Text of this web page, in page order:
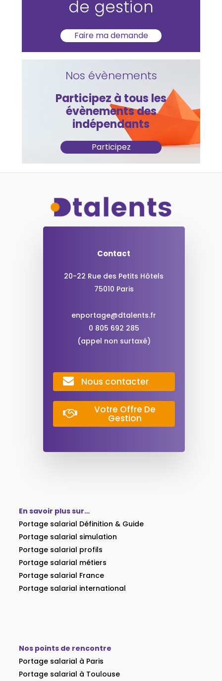
de gestion
Faire ma demande
Nos évènements
Participez à tous les
évènements des
indépendants
Participez
Contact
20-22 Rue des Petits Hôtels
75010 Paris
enportage@dtalents.fr
0 805 692 285
(appel non surtaxé)
Nous contacter
Votre Offre De
Gestion
En savoir plus sur…
Portage salarial Définition & Guide
Portage salarial simulation
Portage salarial profils
Portage salarial métiers
Portage salarial France
Portage salarial international
Nos points de rencontre
Portage salarial à Paris
Portage salarial à Toulouse